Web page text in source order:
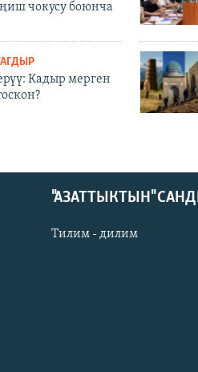
чокусу боюнча
Кадыр мерген
"АЗАТТЫКТЫН"
Тилим - дилим